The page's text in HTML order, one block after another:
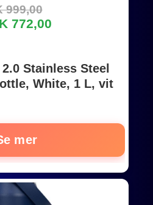
999,00
772,00
Stainless Steel
White, 1 L, vit
mer